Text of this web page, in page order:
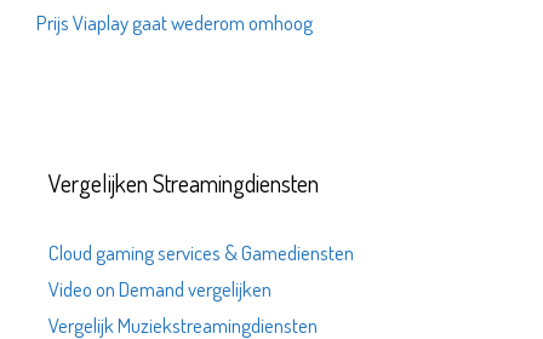
Prijs Viaplay gaat wederom omhoog
Vergelijken Streamingdiensten
Cloud gaming services & Gamediensten
Video on Demand vergelijken
Vergelijk Muziekstreamingdiensten